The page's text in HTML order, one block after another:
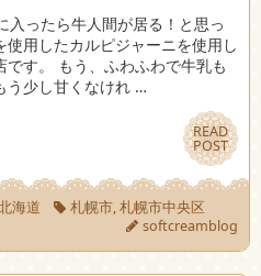
ったら牛人間が居る！と思っ
用したカルピジャーニを使用し
す。 もう、ふわふわで牛乳も
う少し甘くなけれ …
READ
POST
READ
POST
海道 札幌市,札幌市中央区
softcreamblog